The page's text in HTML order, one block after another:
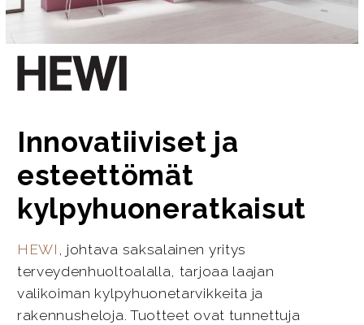
Innovatiiviset ja
esteettömät
kylpyhuoneratkaisut
HEWI , johtava saksalainen yritys
terveydenhuoltoalalla, tarjoaa laajan
valikoiman kylpyhuonetarvikkeita ja
rakennusheloja. Tuotteet ovat tunnettuja